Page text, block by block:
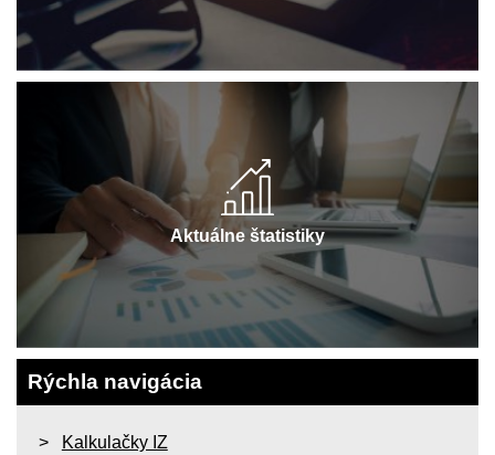
Aktuálne štatistiky
Rýchla navigácia
Kalkulačky IZ